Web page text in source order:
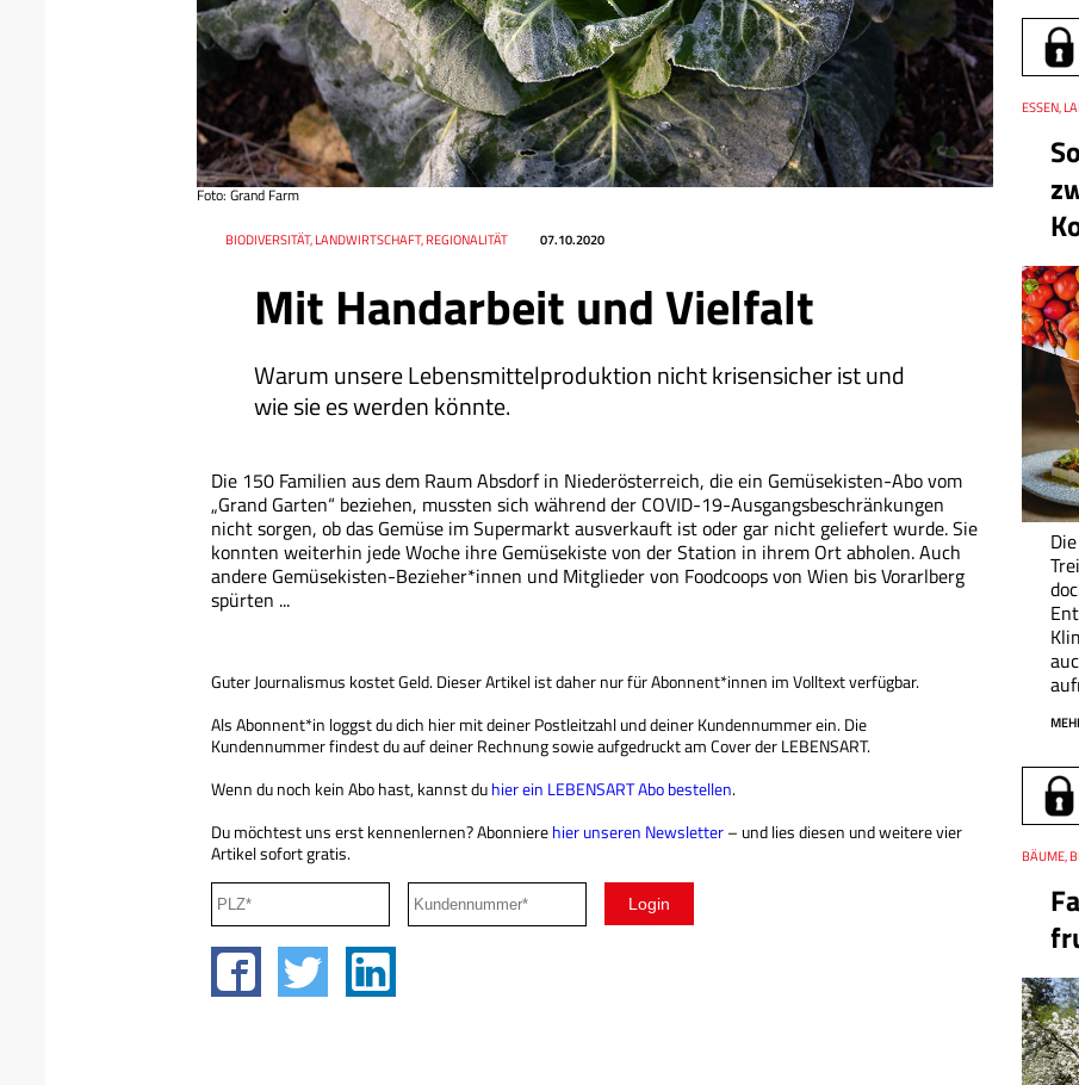
Mit Handarbeit und Vielfalt
Warum unsere Lebensmittelproduktion nicht krisensicher ist und
wie sie es werden könnte.
Datum 07.10.2020
RessortBIODIVERSITÄT, LANDWIRTSCHAFT, REGIONALITÄT
Foto: Grand Farm
Die 150 Familien aus dem Raum Absdorf in Niederösterreich, die ein Gemüsekisten-Abo vom
„Grand Garten“ beziehen, mussten sich während der COVID-19-Ausgangsbeschränkungen
nicht sorgen, ob das Gemüse im Supermarkt ausverkauft ist oder gar nicht geliefert wurde. Sie
konnten weiterhin jede Woche ihre Gemüsekiste von der Station in ihrem Ort abholen. Auch
andere Gemüsekisten-Bezieher*innen und Mitglieder von Foodcoops von Wien bis Vorarlberg
spürten ...
Guter Journalismus kostet Geld. Dieser Artikel ist daher nur für Abonnent*innen im Volltext verfügbar.
Als Abonnent*in loggst du dich hier mit deiner Postleitzahl und deiner Kundennummer ein. Die
Kundennummer findest du auf deiner Rechnung sowie aufgedruckt am Cover der LEBENSART.
Wenn du noch kein Abo hast, kannst duhier ein LEBENSART Abo bestellen.
Du möchtest uns erst kennenlernen? Abonnierehier unseren Newsletter– und lies diesen und weitere vier
Artikel sofort gratis.
Thema
ESSEN,
Thema
BÄUME,